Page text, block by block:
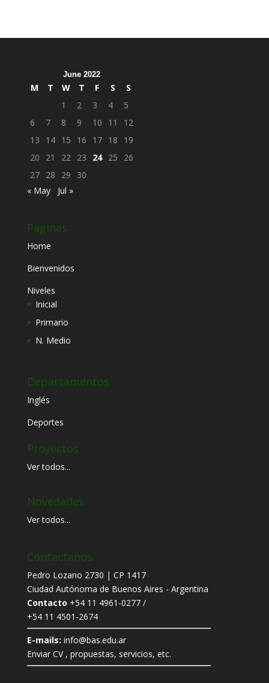
June 2022
M T W T F S
S
1
2 3 4
5
6
7 8 9 10 11
12
13
14 15 16 17 18
19
20
21 22 23 24 25
26
27 28 29
30
« May
Jul »
Páginas
Home
Bienvenidos
Niveles
Inicial
Primario
N. Medio
Departamentos
Inglés
Deportes
Proyectos
Ver todos...
Novedades
Ver todos...
Contactanos
Pedro Lozano 2730 | CP 1417
Ciudad Autónoma de Buenos Aires - Argentina
Contacto +54 11 4961-0277 /
+54 11 4501-2674
E-mails: info@bas.edu.ar
Enviar CV , propuestas, servicios, etc.